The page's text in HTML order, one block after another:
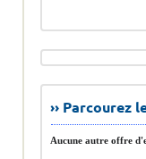
››
Aucune autre offre